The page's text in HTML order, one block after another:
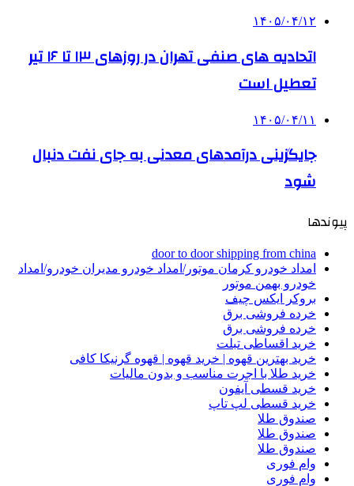
۱۴۰۵/۰۴/۱۲
اتحادیه های صنفی تهران در روزهای ۱۳ تا ۱۶ تیر
تعطیل است
۱۴۰۵/۰۴/۱۱
جایگزینی درآمدهای معدنی به جای نفت دنبال
شود
پیوندها
door to door shipping from china
امداد خودرو کرمان موتور/امداد خودرو مدیران خودرو/امداد
خودرو بهمن موتور
بروکر ایکس چیف
خرده فروشی برق
خرده فروشی برق
خرید اقساطی تبلت
خرید بهترین قهوه | خرید قهوه | قهوه گرنیکا کافی
خرید طلا با اجرت مناسب و بدون مالیات
خرید قسطی آیفون
خرید قسطی لپ تاپ
صندوق طلا
صندوق طلا
صندوق طلا
وام فوری
وام فوری